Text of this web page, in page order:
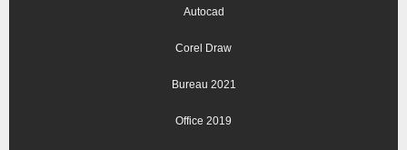
Autocad
Corel Draw
Bureau 2021
Office 2019